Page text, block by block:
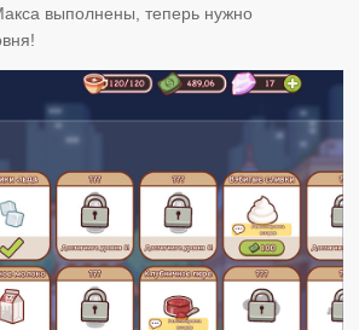
выполнены, теперь нужно